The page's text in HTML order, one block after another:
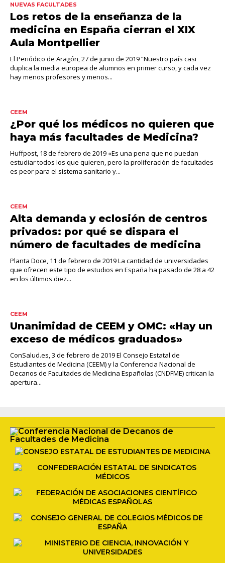
NUEVAS FACULTADES
Los retos de la enseñanza de la
medicina en España cierran el XIX
Aula Montpellier
El Periódico de Aragón, 27 de junio de 2019 “Nuestro país casi
duplica la media europea de alumnos en primer curso, y cada vez
hay menos profesores y menos...
CEEM
¿Por qué los médicos no quieren que
haya más facultades de Medicina?
Huffpost, 18 de febrero de 2019 «Es una pena que no puedan
estudiar todos los que quieren, pero la proliferación de facultades
es peor para el sistema sanitario y...
CEEM
Alta demanda y eclosión de centros
privados: por qué se dispara el
número de facultades de medicina
Planta Doce, 11 de febrero de 2019 La cantidad de universidades
que ofrecen este tipo de estudios en España ha pasado de 28 a 42
en los últimos diez...
CEEM
Unanimidad de CEEM y OMC: «Hay un
exceso de médicos graduados»
ConSalud.es, 3 de febrero de 2019 El Consejo Estatal de
Estudiantes de Medicina (CEEM) y la Conferencia Nacional de
Decanos de Facultades de Medicina Españolas (CNDFME) critican la
apertura...